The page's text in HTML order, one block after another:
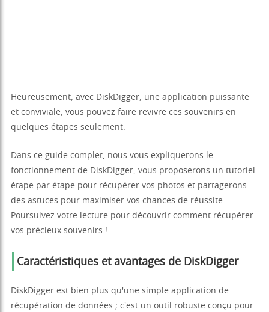
Heureusement, avec DiskDigger, une application puissante
et conviviale, vous pouvez faire revivre ces souvenirs en
quelques étapes seulement.
Dans ce guide complet, nous vous expliquerons le
fonctionnement de DiskDigger, vous proposerons un tutoriel
étape par étape pour récupérer vos photos et partagerons
des astuces pour maximiser vos chances de réussite.
Poursuivez votre lecture pour découvrir comment récupérer
vos précieux souvenirs !
Caractéristiques et avantages de DiskDigger
DiskDigger est bien plus qu'une simple application de
récupération de données ; c'est un outil robuste conçu pour